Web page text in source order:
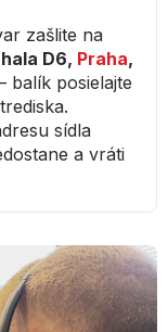
zašlite na
D6, Praha,
balík posielajte
sídla
a vráti